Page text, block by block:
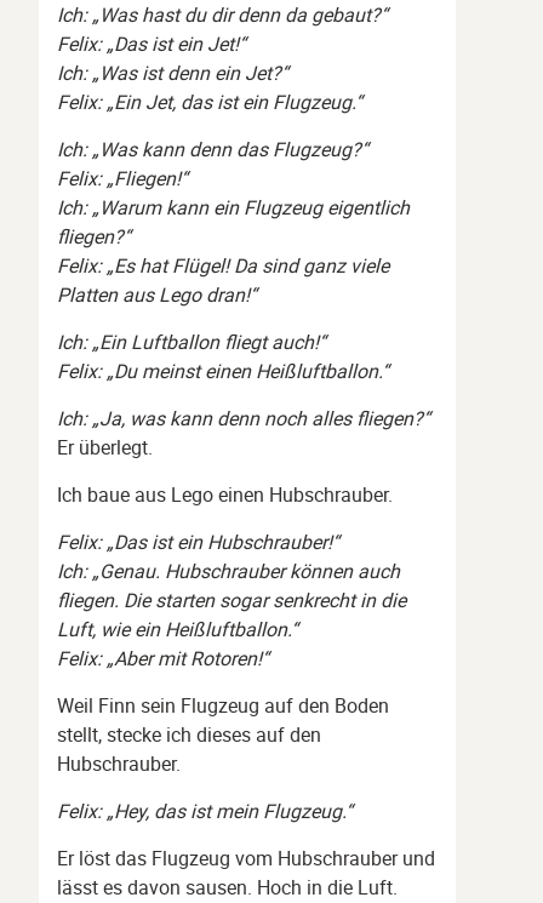
Ich: „Was hast du dir denn da gebaut?“
Felix: „Das ist ein Jet!“
Ich: „Was ist denn ein Jet?“
Felix: „Ein Jet, das ist ein Flugzeug.“
Ich: „Was kann denn das Flugzeug?“
Felix: „Fliegen!“
Ich: „Warum kann ein Flugzeug eigentlich
fliegen?“
Felix: „Es hat Flügel! Da sind ganz viele
Platten aus Lego dran!“
Ich: „Ein Luftballon fliegt auch!“
Felix: „Du meinst einen Heißluftballon.“
Ich: „Ja, was kann denn noch alles fliegen?“
Er überlegt.
Ich baue aus Lego einen Hubschrauber.
Felix: „Das ist ein Hubschrauber!“
Ich: „Genau. Hubschrauber können auch
fliegen. Die starten sogar senkrecht in die
Luft, wie ein Heißluftballon.“
Felix: „Aber mit Rotoren!“
Weil Finn sein Flugzeug auf den Boden
stellt, stecke ich dieses auf den
Hubschrauber.
Felix: „Hey, das ist mein Flugzeug.“
Er löst das Flugzeug vom Hubschrauber und
lässt es davon sausen. Hoch in die Luft.